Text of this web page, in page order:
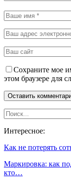
Сохраните мое
этом браузере для
Интересное:
Как не потерять
Маркировка: как
кто…